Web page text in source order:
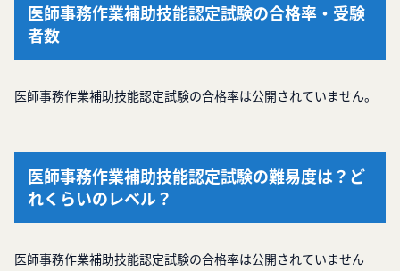
医師事務作業補助技能認定試験の合格率・受験
者数
医師事務作業補助技能認定試験の合格率は公開されていません。
医師事務作業補助技能認定試験の難易度は？ど
れくらいのレベル？
医師事務作業補助技能認定試験の合格率は公開されていません